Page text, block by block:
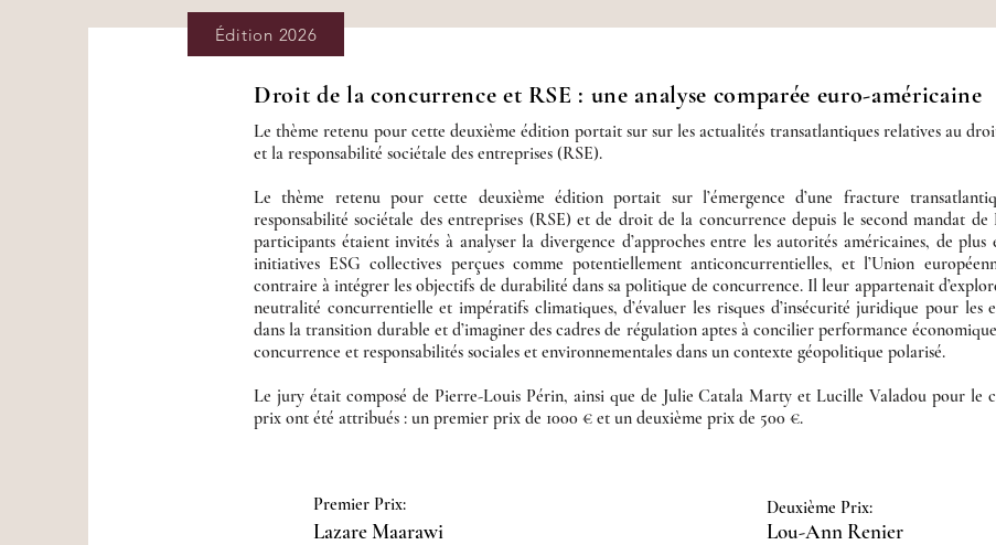
Édition 2026
Droit de la concurrence et RSE : une analyse comparée euro-américaine
Le thème retenu pour cette deuxième édition portait sur sur les actualités transatlantiques relatives au
et la responsabilité sociétale des entreprises (RSE).
Le thème retenu pour cette deuxième édition portait sur l’émergence d’une fracture
responsabilité sociétale des entreprises (RSE) et de droit de la concurrence depuis le second mandat
participants étaient invités à analyser la divergence d’approches entre les autorités américaines, de plus
initiatives ESG collectives perçues comme potentiellement anticoncurrentielles, et l’Union
contraire à intégrer les objectifs de durabilité dans sa politique de concurrence. Il leur appartenait
neutralité concurrentielle et impératifs climatiques, d’évaluer les risques d’insécurité juridique pour les
dans la transition durable et d’imaginer des cadres de régulation aptes à concilier performance
concurrence et responsabilités sociales et environnementales dans un contexte géopolitique polarisé.
Le jury était composé de Pierre-Louis Périn, ainsi que de Julie Catala Marty et Lucille Valadou pour le
prix ont été attribués : un premier prix de 1000 € et un deuxième prix de 500 €.
Premier Prix:
Lazare Maarawi
Deuxième Prix:
Lou-Ann Renier